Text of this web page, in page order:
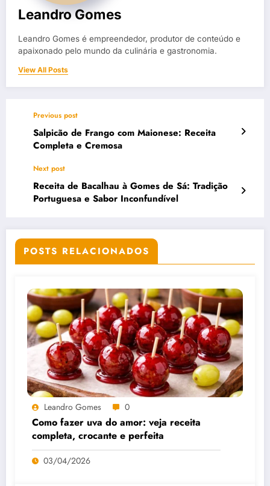
Leandro Gomes
Leandro Gomes é empreendedor, produtor de conteúdo e
apaixonado pelo mundo da culinária e gastronomia.
View All Posts
Previous post
Salpicão de Frango com Maionese: Receita
Completa e Cremosa
Next post
Receita de Bacalhau à Gomes de Sá: Tradição
Portuguesa e Sabor Inconfundível
POSTS RELACIONADOS
Leandro Gomes 0
Como fazer uva do amor: veja receita
completa, crocante e perfeita
03/04/2026